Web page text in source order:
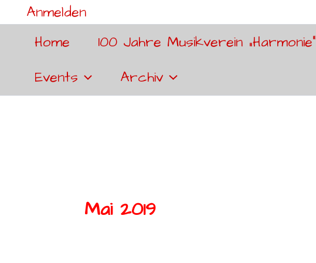
Anmelden
Home
100 Jahre Musikverein „Harmonie“
Events
Archiv
Mai 2019